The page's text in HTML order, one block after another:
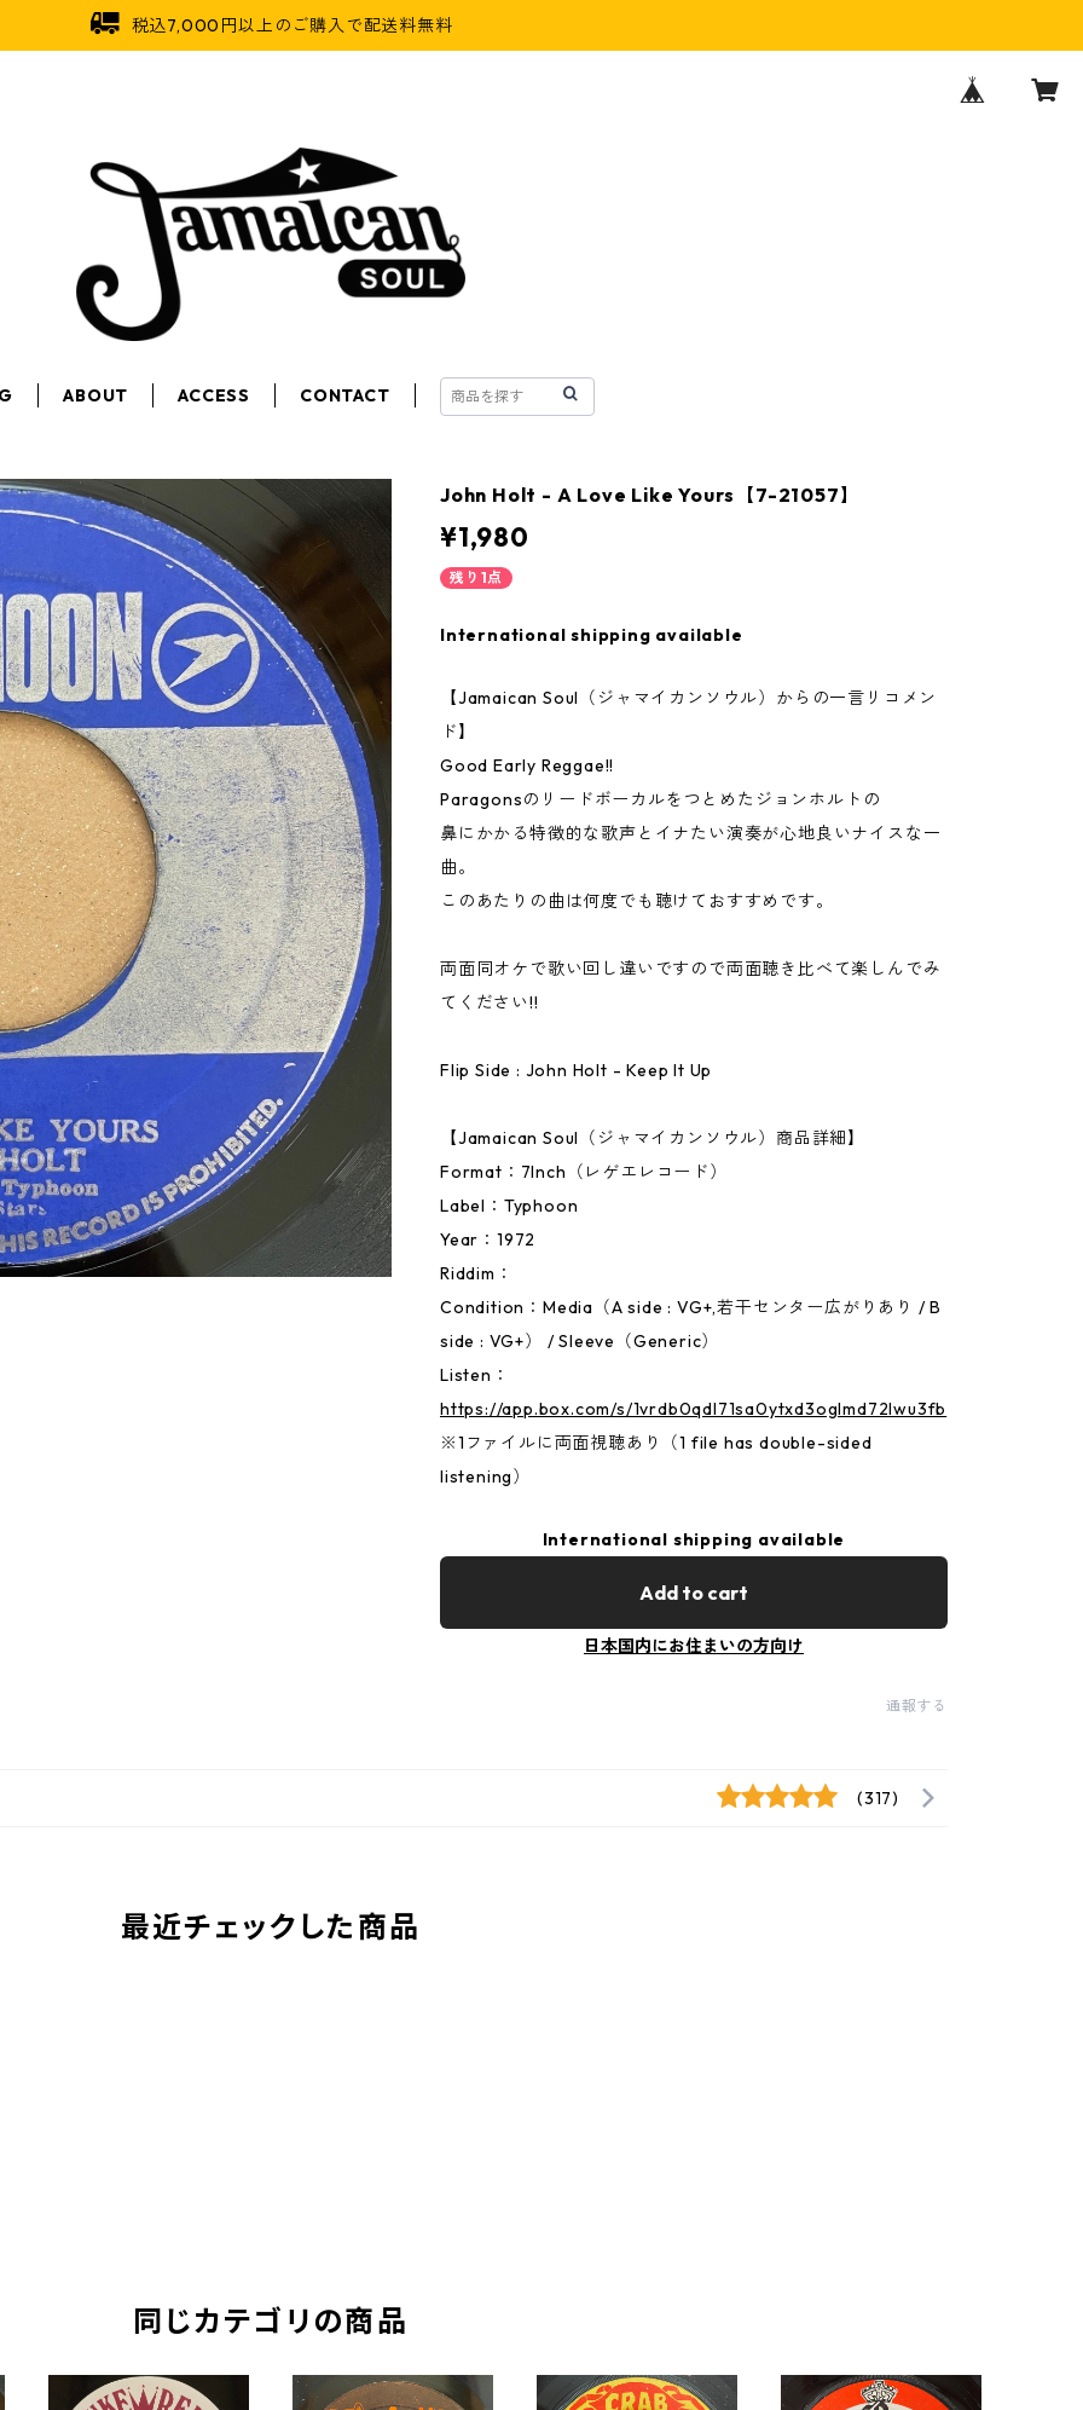
税込7,000円以上のご購入で配送料無料
ABOUT ACCESS CONTACT
John Holt - A Love Like Yours【7-21057】
¥1,980
残り1点
International shipping available
【Jamaican Soul（ジャマイカンソウル）からの一言リコメン
ド】
Good Early Reggae!!
Paragonsのリードボーカルをつとめたジョンホルトの
鼻にかかる特徴的な歌声とイナたい演奏が心地良いナイスな一
曲。
このあたりの曲は何度でも聴けておすすめです。
両面同オケで歌い回し違いですので両面聴き比べて楽しんでみ
てください!!
Flip Side : John Holt - Keep It Up
【Jamaican Soul（ジャマイカンソウル）商品詳細】
Format：7Inch（レゲエレコード）
Label：Typhoon
Year：1972
Riddim：
Condition：Media（A side : VG+,若干センター広がりあり / B
side : VG+） / Sleeve（Generic）
Listen：
https://app.box.com/s/1vrdb0qdl71sa0ytxd3oglmd72lwu3fb
※1ファイルに両面視聴あり（1 file has double-sided
listening）
International shipping available
Add to cart
日本国内にお住まいの方向け
通報する
(317)
最近チェックした商品
同じカテゴリの商品